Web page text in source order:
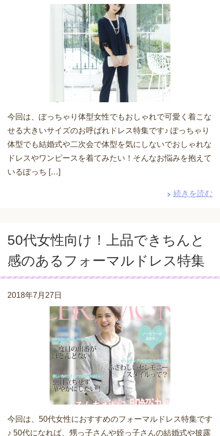
今回は、ぽっちゃり体型女性でもおしゃれで可愛く着こな
せる大きいサイズのお呼ばれドレス特集です♪ ぽっちゃり
体型でも結婚式や二次会で体型を気にしないでおしゃれな
ドレスやワンピースを着てみたい！そんなお悩みを抱えて
いるぽっち […]
続きを読む
50代女性向け！上品できちんと
感のあるフォーマルドレス特集
2018年7月27日
今回は、50代女性におすすめのフォーマルドレス特集です
♪ 50代になれば、甥っ子さんや姪っ子さんの結婚式や披露